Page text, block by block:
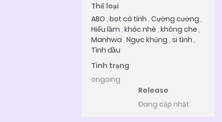
Thể loại
ABO ,bot cá tính ,Cường cường ,
Hiểu lầm ,khóc nhè ,không che ,
Manhwa ,Ngực khủng ,si tình ,
Tình đầu
Tình trạng
ongoing
Release
Đang cập nhật